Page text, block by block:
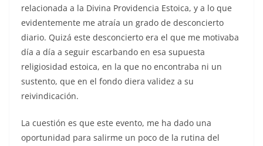
relacionada a la Divina Providencia Estoica, y a lo que
evidentemente me atraía un grado de desconcierto
diario. Quizá este desconcierto era el que me motivaba
día a día a seguir escarbando en esa supuesta
religiosidad estoica, en la que no encontraba ni un
sustento, que en el fondo diera validez a su
reivindicación.
La cuestión es que este evento, me ha dado una
oportunidad para salirme un poco de la rutina del